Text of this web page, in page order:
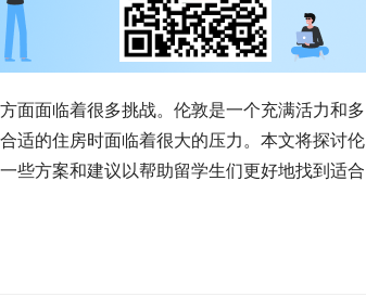
面面临着很多挑战。伦敦是一个充满活力和多
适的住房时面临着很大的压力。本文将探讨伦
些方案和建议以帮助留学生们更好地找到适合